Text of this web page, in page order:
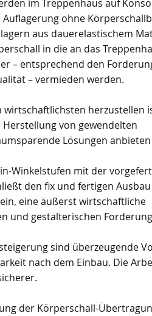
im Treppenhaus auf
ohne
aus dauerelastischem
in die an das
– entsprechend den
– vermieden werden.
herzustellen
von gewendelten
Lösungen
Winkelstufen mit der
den fix und fertigen
eine äußerst wirtschaftliche
und gestalterischen
sind überzeugende
nach dem Einbau. Die
der Körperschall-